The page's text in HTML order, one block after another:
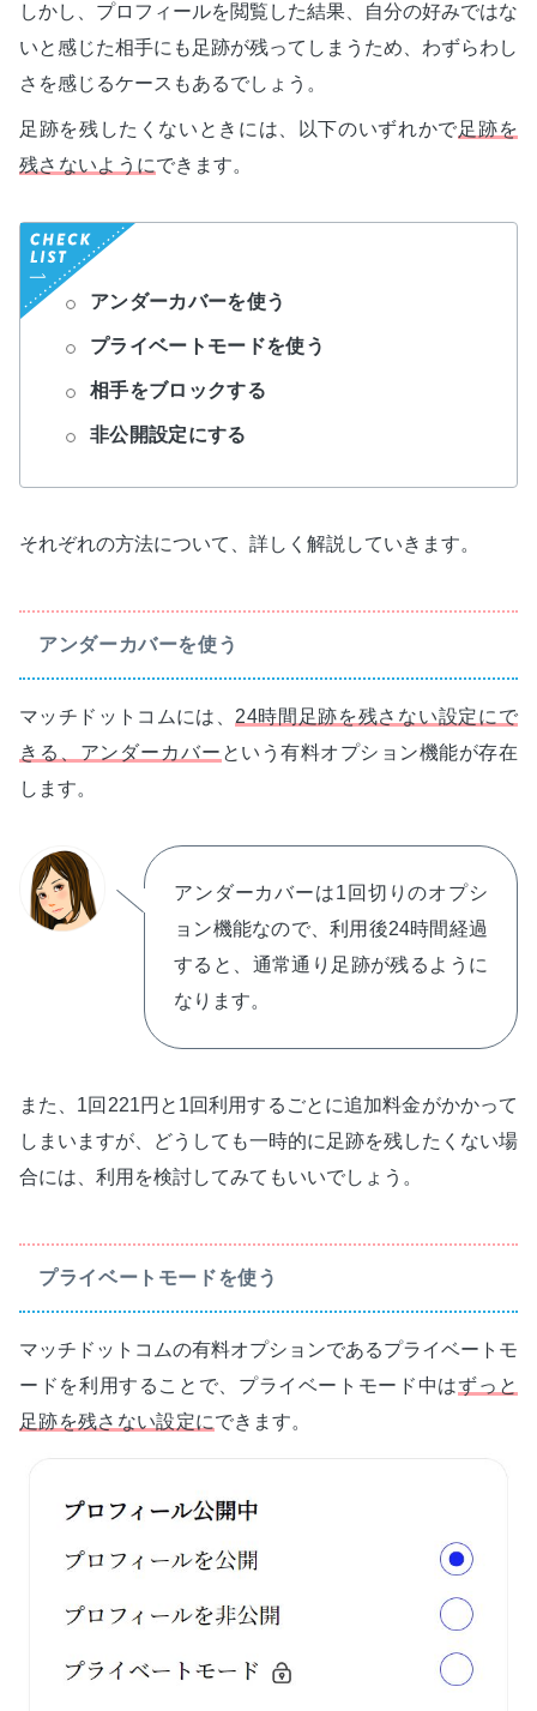
しかし、プロフィールを閲覧した結果、自分の好みではな
いと感じた相手にも足跡が残ってしまうため、わずらわし
さを感じるケースもあるでしょう。
足跡を残したくないときには、以下のいずれかで足跡を
残さないようにできます。
アンダーカバーを使う
プライベートモードを使う
相手をブロックする
非公開設定にする
それぞれの方法について、詳しく解説していきます。
アンダーカバーを使う
マッチドットコムには、 24時間足跡を残さない設定にで
きる、アンダーカバー という有料オプション機能が存在
します。
アンダーカバーは1回切りのオプシ
ョン機能なので、利用後24時間経過
すると、通常通り足跡が残るように
なります。
また、1回221円と1回利用するごとに追加料金がかかって
しまいますが、どうしても一時的に足跡を残したくない場
合には、利用を検討してみてもいいでしょう。
プライベートモードを使う
マッチドットコムの有料オプションであるプライベートモ
ードを利用することで、プライベートモード中はずっと
足跡を残さない設定にできます。